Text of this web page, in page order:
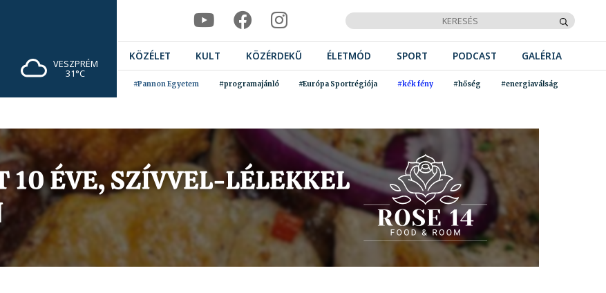
VESZPRÉM
31°C
KÖZÉLET KULT KÖZÉRDEKŰ ÉLETMÓD SPORT PODCAST GALÉRIA
#Pannon Egyetem #programajánló #Európa Sportrégiója #kék fény #hőség #energiaválság